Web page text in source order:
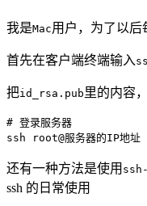
我是Mac用户，为了以后
首先在客户端终端输入
把id_rsa.pub 里的内容
# 登录服务器
还有一种方法是使用
ssh 的日常使用